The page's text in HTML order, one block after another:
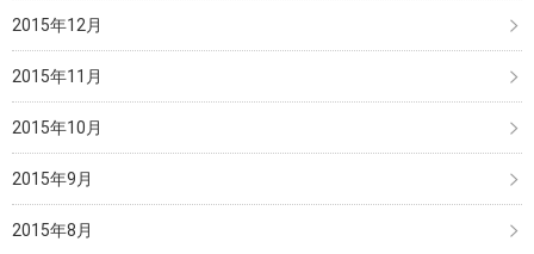
2015年12月
2015年11月
2015年10月
2015年9月
2015年8月